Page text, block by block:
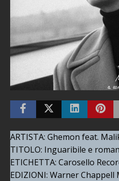
ARTISTA: Ghemon feat.
TITOLO: Inguaribile e
ETICHETTA: Carosello
EDIZIONI: Warner Chappell